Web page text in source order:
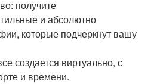
получите
и абсолютно
которые подчеркнут вашу
создается виртуально, с
и времени.